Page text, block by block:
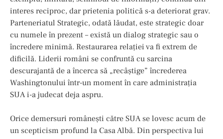
interes reciproc, dar prietenia politică s-a deteriorat grav.
Parteneriatul Strategic, odată lăudat, este strategic doar
cu numele în prezent – există un dialog strategic sau o
încredere minimă. Restaurarea relației va fi extrem de
dificilă. Liderii români se confruntă cu sarcina
descurajantă de a încerca să „recâștige” încrederea
Washingtonului într-un moment în care administrația
SUA i-a judecat deja aspru.
Orice demersuri românești către SUA se lovesc acum de
un scepticism profund la Casa Albă. Din perspectiva lui